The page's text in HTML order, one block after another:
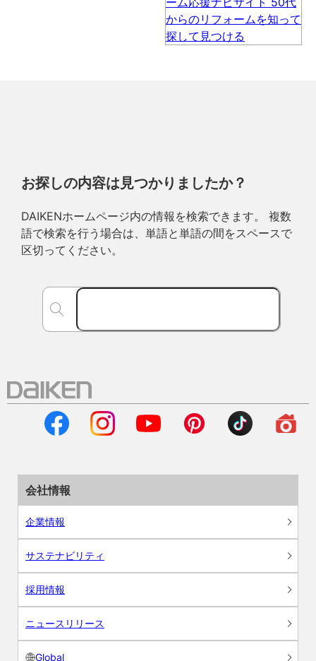
お探しの内容は見つかりましたか？
DAIKENホームページ内の情報を検索できます。 複数
語で検索を行う場合は、単語と単語の間をスペースで
区切ってください。
会社情報
企業情報
サステナビリティ
採用情報
ニュースリリース
Global